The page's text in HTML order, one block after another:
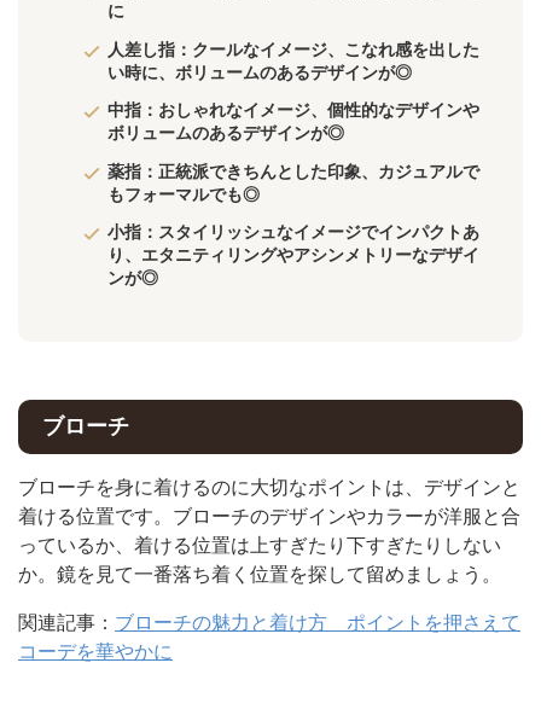
に
人差し指：クールなイメージ、こなれ感を出した
い時に、ボリュームのあるデザインが◎
中指：おしゃれなイメージ、個性的なデザインや
ボリュームのあるデザインが◎
薬指：正統派できちんとした印象、カジュアルで
もフォーマルでも◎
小指：スタイリッシュなイメージでインパクトあ
り、エタニティリングやアシンメトリーなデザイ
ンが◎
ブローチ
ブローチを身に着けるのに大切なポイントは、デザインと
着ける位置です。ブローチのデザインやカラーが洋服と合
っているか、着ける位置は上すぎたり下すぎたりしない
か。鏡を見て一番落ち着く位置を探して留めましょう。
関連記事： ブローチの魅力と着け方 ポイントを押さえて
コーデを華やかに